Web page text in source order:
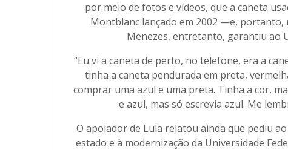
por meio de fotos e vídeos, que a caneta
Montblanc lançado em 2002 —e, portanto,
Menezes, entretanto, garantiu ao
“Eu vi a caneta de perto, no telefone, era a
tinha a caneta pendurada em preta,
comprar uma azul e uma preta. Tinha a cor,
e azul, mas só escrevia azul. Me
O apoiador de Lula relatou ainda que pediu
estado e à modernização da Universidade